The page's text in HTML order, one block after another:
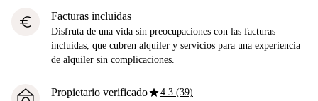
euro Facturas incluidas
Disfruta de una vida sin preocupaciones con las facturas
incluidas, que cubren alquiler y servicios para una experiencia
de alquiler sin complicaciones.
Propietario verificadostar4.3 (39)